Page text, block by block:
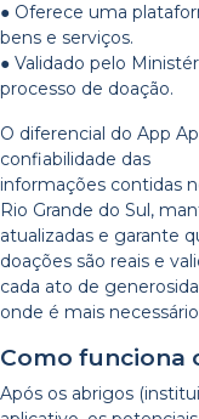
● Oferece uma
bens e serviços.
● Validado pelo
processo de doação.
O diferencial do App
confiabilidade das
informações contidas
Rio Grande do Sul,
atualizadas e garante
doações são reais e
cada ato de
onde é mais
Como funciona
Após os abrigos